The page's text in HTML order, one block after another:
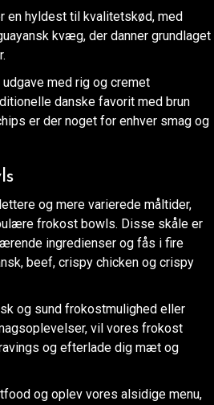
en hyldest til kvalitetskød, med
kvæg, der danner grundlaget
med rig og cremet
danske favorit med brun
er der noget for enhver smag og
og mere varierede måltider,
frokost bowls. Disse skåle er
ingredienser og fås i fire
beef, crispy chicken og crispy
og sund frokostmulighed eller
vil vores frokost
og efterlade dig mæt og
og oplev vores alsidige menu,